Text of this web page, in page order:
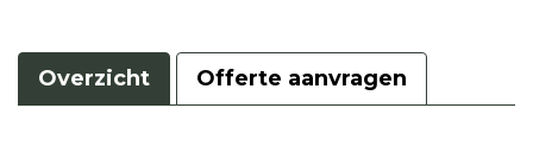
Overzicht Offerte aanvragen